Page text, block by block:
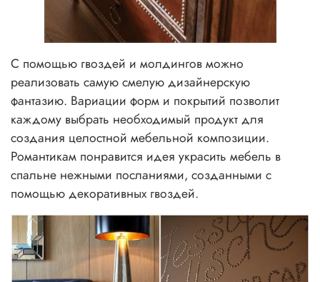
С помощью гвоздей и молдингов можно
реализовать самую смелую дизайнерскую
фантазию. Вариации форм и покрытий позволит
каждому выбрать необходимый продукт для
создания целостной мебельной композиции.
Романтикам понравится идея украсить мебель в
спальне нежными посланиями, созданными с
помощью декоративных гвоздей.